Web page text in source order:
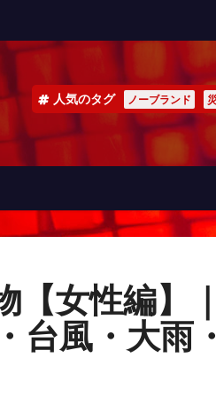
人気のタグ ノーブランド
【女性編】
台風・大雨